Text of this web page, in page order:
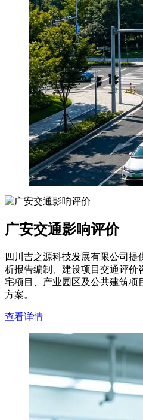
广安交通影响评价
四川吉之源科技发展有限公司
析报告编制、建设项目交通评价
宅项目、产业园区及公共建筑项
方案。
查看详情